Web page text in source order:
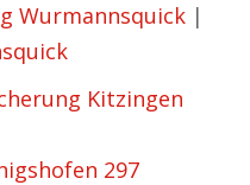
Wurmannsquick |
Kitzingen
297